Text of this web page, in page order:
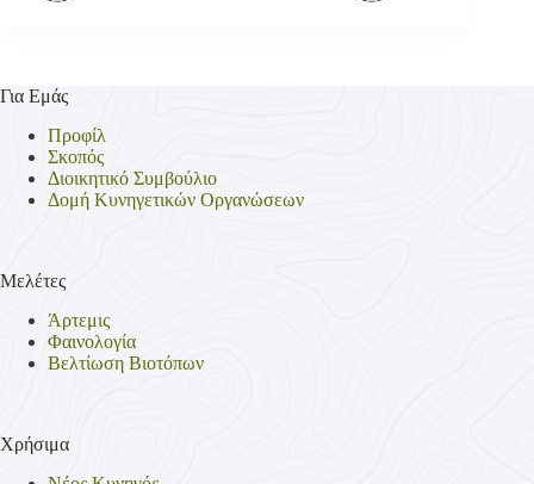
Για Εμάς
Προφίλ
Σκοπός
Διοικητικό Συμβούλιο
Δομή Κυνηγετικών Οργανώσεων
Μελέτες
Άρτεμις
Φαινολογία
Βελτίωση Βιοτόπων
Χρήσιμα